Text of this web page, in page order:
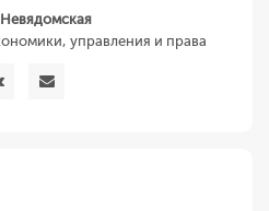
управления и права